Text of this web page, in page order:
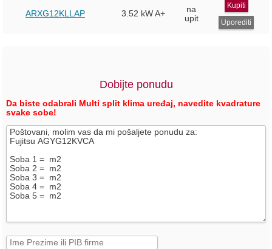
ARXG12KLLAP 3.52 kW A+
na
upit
Kupiti
Uporediti
Dobijte ponudu
Da biste odabrali Multi split klima uređaj, navedite kvadrature
svake sobe!